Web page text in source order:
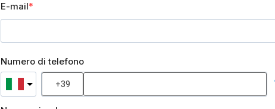
E-mail
Numero di telefono